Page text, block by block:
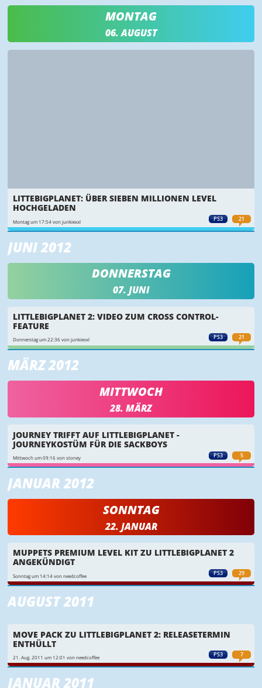
MONTAG
06. AUGUST
PS3 21
LITTEBIGPLANET: ÜBER SIEBEN MILLIONEN LEVEL
HOCHGELADEN
Montag um 17:54 von junkiexxl
JUNI 2012
DONNERSTAG
07. JUNI
PS3 21
LITTLEBIGPLANET 2: VIDEO ZUM CROSS CONTROL-
FEATURE
Donnerstag um 22:36 von junkiexxl
MÄRZ 2012
MITTWOCH
28. MÄRZ
PS3 5
JOURNEY TRIFFT AUF LITTLEBIGPLANET -
JOURNEYKOSTÜM FÜR DIE SACKBOYS
Mittwoch um 09:16 von stoney
JANUAR 2012
SONNTAG
22. JANUAR
PS3 29
MUPPETS PREMIUM LEVEL KIT ZU LITTLEBIGPLANET 2
ANGEKÜNDIGT
Sonntag um 14:14 von needcoffee
AUGUST 2011
PS3 7
MOVE PACK ZU LITTLEBIGPLANET 2: RELEASETERMIN
ENTHÜLLT
21. Aug. 2011 um 12:01 von needcoffee
JANUAR 2011